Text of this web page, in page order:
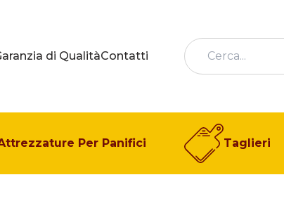
di QualitàContatti
Per Panifici Taglieri